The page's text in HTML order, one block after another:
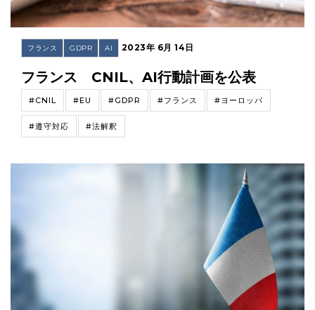
フランス GDPR AI 2023年 6月 14日
フランス CNIL、AI行動計画を公表
#CNIL #EU #GDPR #フランス #ヨーロッパ
#遵守対応 #法解釈